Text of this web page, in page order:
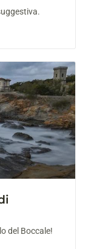
del Boccale!